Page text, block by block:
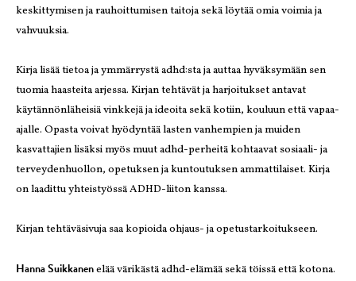
keskittymisen ja rauhoittumisen taitoja sekä löytää omia voimia ja
vahvuuksia.
Kirja lisää tietoa ja ymmärrystä adhd:sta ja auttaa hyväksymään sen
tuomia haasteita arjessa. Kirjan tehtävät ja harjoitukset antavat
käytännönläheisiä vinkkejä ja ideoita sekä kotiin, kouluun että vapaa-
ajalle. Opasta voivat hyödyntää lasten vanhempien ja muiden
kasvattajien lisäksi myös muut adhd-perheitä kohtaavat sosiaali- ja
terveydenhuollon, opetuksen ja kuntoutuksen ammattilaiset. Kirja
on laadittu yhteistyössä ADHD-liiton kanssa.
Kirjan tehtäväsivuja saa kopioida ohjaus- ja opetustarkoitukseen.
Hanna Suikkanenelää värikästä adhd-elämää sekä töissä että kotona.